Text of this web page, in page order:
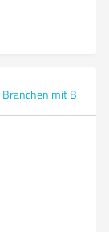
Branchen mit B